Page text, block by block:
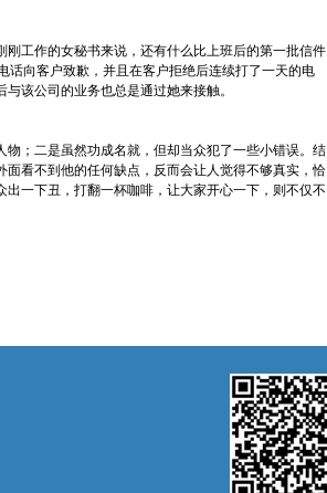
工作的女秘书来说，还有什么比上班后的第一批信件
话向客户致歉，并且在客户拒绝后连续打了一天的电
该公司的业务也总是通过她来接触。
；二是虽然功成名就，但却当众犯了一些小错误。结
看不到他的任何缺点，反而会让人觉得不够真实，恰
一下丑，打翻一杯咖啡，让大家开心一下，则不仅不